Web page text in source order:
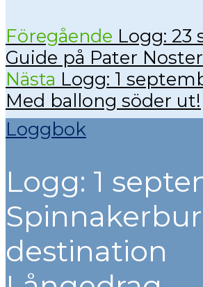
Föregående Logg: 23
Guide på Pater Noster
Nästa Logg: 1
Med ballong söder ut!
Loggbok
Logg: 1
destination